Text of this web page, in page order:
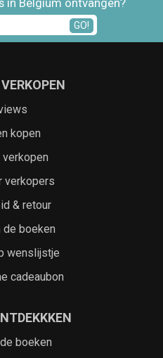
GO!
kopen
verkopen
verkopers
& retour
de boeken
wenslijstje
cadeaubon
boeken